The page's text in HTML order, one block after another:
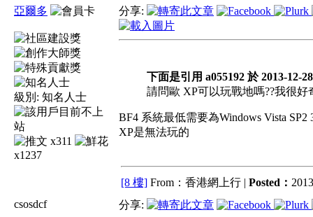
亞爾多
級別: 知名人士
x311
x1237
分享:
下面是引用 a055192 於 2013-12-
請問歐 XP可以玩戰地嗎??我很好
BF4 系統最低需要為Windows Vista SP2
XP是無法玩的
[8 樓] From：香港網上行 | Posted：
csosdcf
分享: